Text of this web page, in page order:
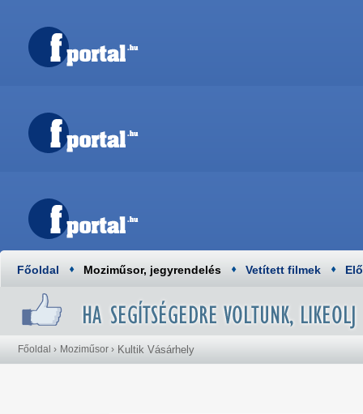
Főoldal Moziműsor, jegyrendelés Vetített filmek
Főoldal › Moziműsor › Kultik Vásárhely